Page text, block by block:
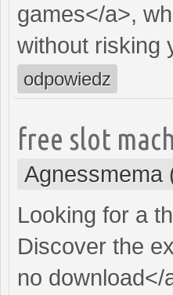
games</a>,
without risking
odpowiedz
free slot
Agnessmema
Looking for a
Discover the
no